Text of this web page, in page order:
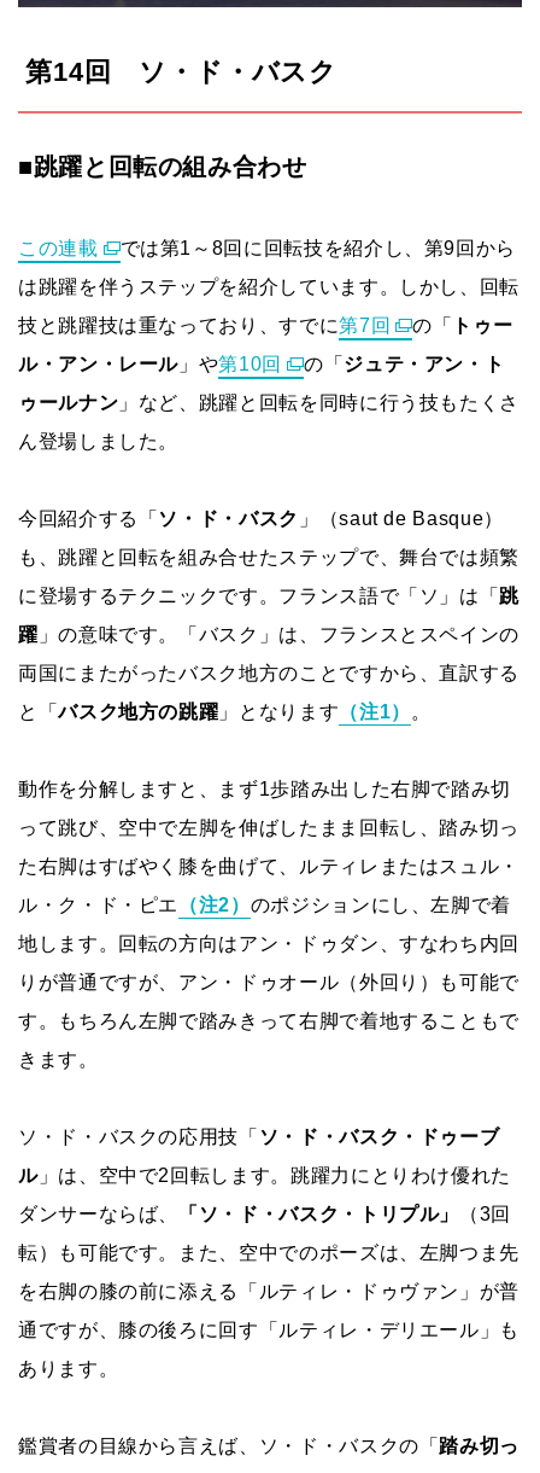
第14回 ソ・ド・バスク
■跳躍と回転の組み合わせ
この連載
では第1～8回に回転技を紹介し、第9回から
は跳躍を伴うステップを紹介しています。しかし、回転
技と跳躍技は重なっており、すでに第7回 の「
トゥー
ル・アン・レール 」や第10回 の「 ジュテ・アン・ト
ゥールナン 」など、跳躍と回転を同時に行う技もたくさ
ん登場しました。
今回紹介する「 ソ・ド・バスク 」（saut de Basque）
も、跳躍と回転を組み合せたステップで、舞台では頻繁
に登場するテクニックです。フランス語で「ソ」は「 跳
躍 」の意味です。「バスク」は、フランスとスペインの
両国にまたがったバスク地方のことですから、直訳する
と「バスク地方の跳躍 」となります （注1） 。
動作を分解しますと、まず1歩踏み出した右脚で踏み切
って跳び、空中で左脚を伸ばしたまま回転し、踏み切っ
た右脚はすばやく膝を曲げて、ルティレまたはスュル・
ル・ク・ド・ピエ
（注2） のポジションにし、左脚で着
地します。回転の方向はアン・ドゥダン、すなわち内回
りが普通ですが、アン・ドゥオール（外回り）も可能で
す。もちろん左脚で踏みきって右脚で着地することもで
きます。
ソ・ド・バスクの応用技「 ソ・ド・バスク・ドゥーブ
ル」は、空中で2回転します。跳躍力にとりわけ優れた
ダンサーならば、
「ソ・ド・バスク・トリプル」
（3回
転）も可能です。また、空中でのポーズは、左脚つま先
を右脚の膝の前に添える「ルティレ・ドゥヴァン」が普
通ですが、膝の後ろに回す「ルティレ・デリエール」も
あります。
鑑賞者の目線から言えば、ソ・ド・バスクの「 踏み切っ